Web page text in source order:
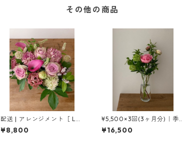
その他の商品
配送 | アレンジメント［ L
］
¥8,800
¥5,500×3回(3ヶ月分)｜季
節の花の定期便［ M ］
¥16,500